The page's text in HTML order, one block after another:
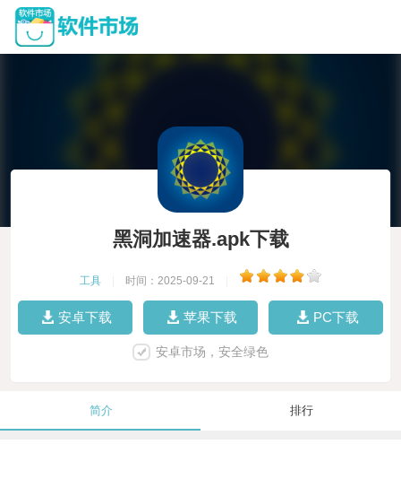
黑洞加速器.apk下载
工具 时间：2025-09-21
安卓下载 苹果下载 PC下载
安卓市场，安全绿色
简介 排行